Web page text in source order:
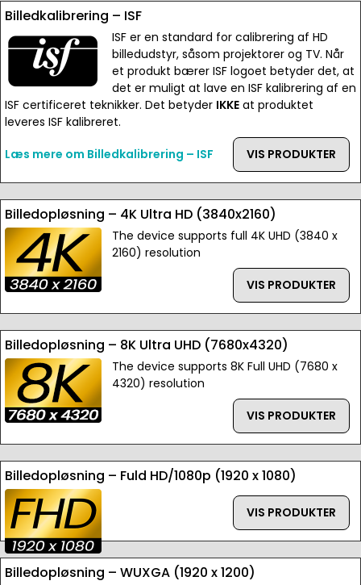
Billedkalibrering – ISF
ISF er en standard for calibrering af HD
billedudstyr, såsom projektorer og TV. Når
et produkt bærer ISF logoet betyder det, at
det er muligt at lave en ISF kalibrering af en
ISF certificeret teknikker. Det betyder IKKE at produktet
leveres ISF kalibreret.
Læs mere om Billedkalibrering – ISF
VIS PRODUKTER
Billedopløsning – 4K Ultra HD (3840x2160)
The device supports full 4K UHD (3840 x
2160) resolution
VIS PRODUKTER
Billedopløsning – 8K Ultra UHD (7680x4320)
The device supports 8K Full UHD (7680 x
4320) resolution
VIS PRODUKTER
Billedopløsning – Fuld HD/1080p (1920 x 1080)
VIS PRODUKTER
Billedopløsning – WUXGA (1920 x 1200)